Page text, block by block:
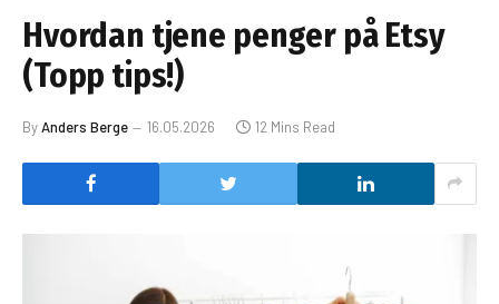
Hvordan tjene penger på Etsy
(Topp tips!)
ByAnders Berge 16.05.2026 12 Mins Read